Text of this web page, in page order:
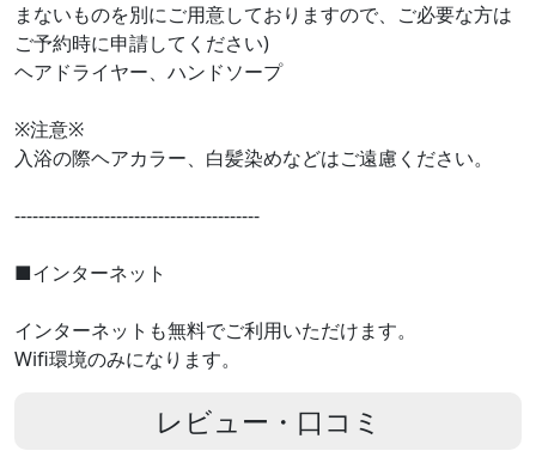
まないものを別にご用意しておりますので、ご必要な方は
ご予約時に申請してください)
ヘアドライヤー、ハンドソープ
※注意※
入浴の際ヘアカラー、白髪染めなどはご遠慮ください。
-----------------------------------------
■インターネット
インターネットも無料でご利用いただけます。
Wifi環境のみになります。
レビュー・口コミ